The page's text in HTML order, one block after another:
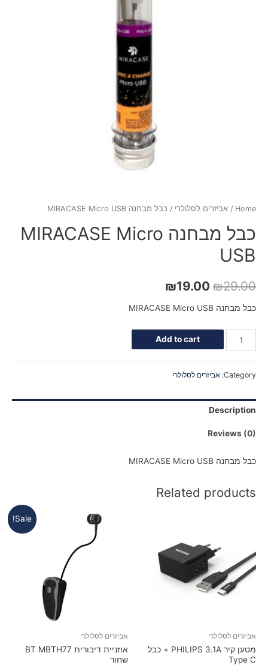
Home
/ אביזרים לסלולרי / כבל מבחנה MIRACASE Micro USB
כבל מבחנה MIRACASE Micro
USB
₪29.00
₪19.00
כבל מבחנה MIRACASE Micro USB
Add to cart
Category: אביזרים לסלולרי
Description
Reviews (0)
כבל מבחנה MIRACASE Micro USB
Related products
אביזרים לסלולרי
מטען קיר PHILIPS 3.1A + כבל
Type C
Sale!
אביזרים לסלולרי
אוזניית דיבורית BT MBTH77
שחור